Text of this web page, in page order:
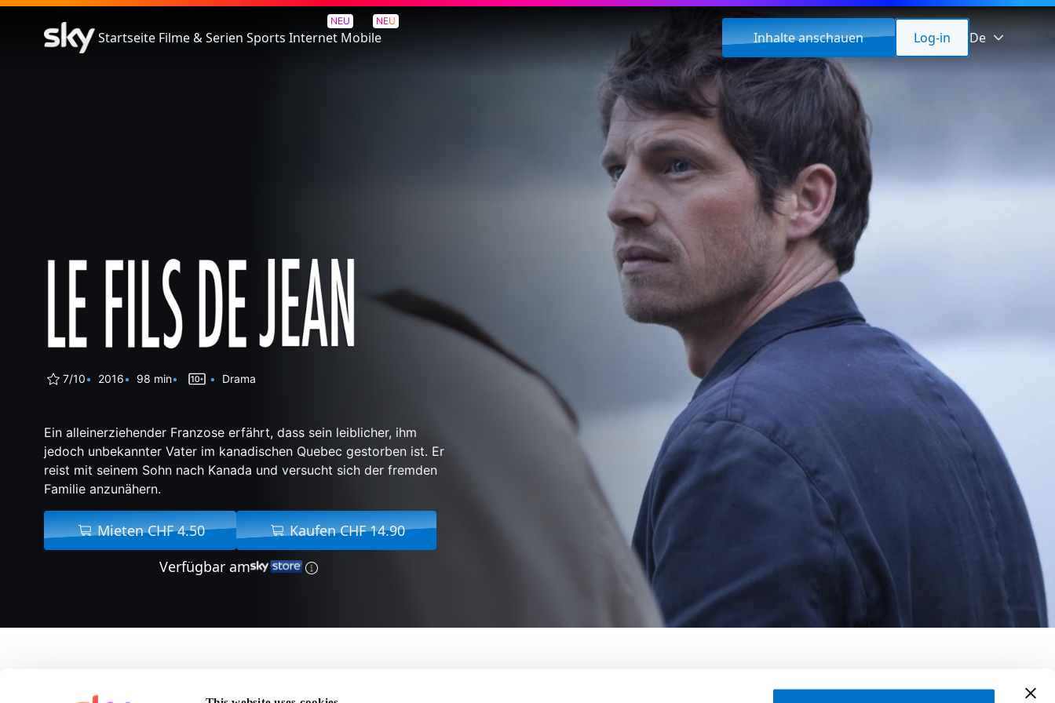
Startseite Filme & Serien Sports
NEU
Internet
NEU
Mobile Inhalte anschauen Log-in De
Die Kanadische Reise
7/10 2016 98 min Drama
Ein alleinerziehender Franzose erfährt, dass sein leiblicher, ihm
jedoch unbekannter Vater im kanadischen Quebec gestorben ist. Er
reist mit seinem Sohn nach Kanada und versucht sich der fremden
Familie anzunähern.
Mieten CHF 4.50
Kaufen CHF 14.90
Verfügbar am